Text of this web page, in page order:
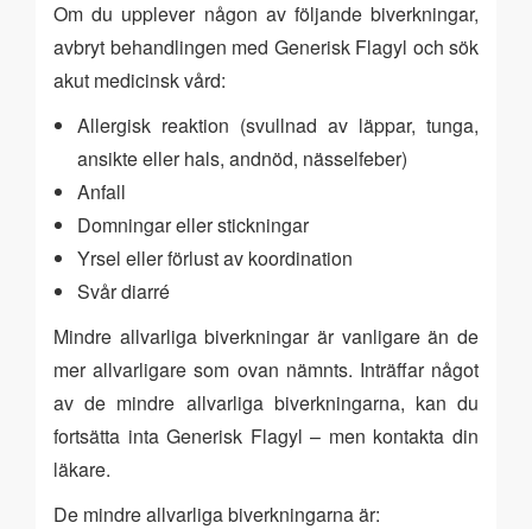
Om du upplever någon av följande biverkningar,
avbryt behandlingen med Generisk Flagyl och sök
akut medicinsk vård:
Allergisk reaktion (svullnad av läppar, tunga,
ansikte eller hals, andnöd, nässelfeber)
Anfall
Domningar eller stickningar
Yrsel eller förlust av koordination
Svår diarré
Mindre allvarliga biverkningar är vanligare än de
mer allvarligare som ovan nämnts. Inträffar något
av de mindre allvarliga biverkningarna, kan du
fortsätta inta Generisk Flagyl – men kontakta din
läkare.
De mindre allvarliga biverkningarna är: